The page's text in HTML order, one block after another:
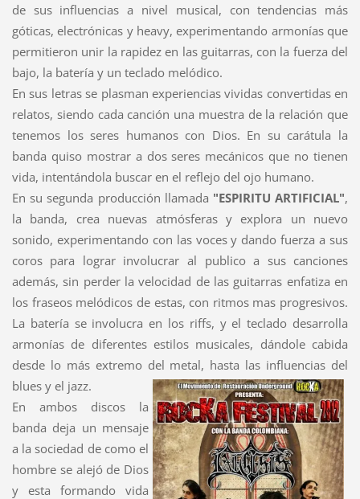
de sus influencias a nivel musical, con tendencias más
góticas, electrónicas y heavy, experimentando armonías que
permitieron unir la rapidez en las guitarras, con la fuerza del
bajo, la batería y un teclado melódico.
En sus letras se plasman experiencias vividas convertidas en
relatos, siendo cada canción una muestra de la relación que
tenemos los seres humanos con Dios. En su carátula la
banda quiso mostrar a dos seres mecánicos que no tienen
vida, intentándola buscar en el reflejo del ojo humano.
En su segunda producción llamada "ESPIRITU ARTIFICIAL",
la banda, crea nuevas atmósferas y explora un nuevo
sonido, experimentando con las voces y dando fuerza a sus
coros para lograr involucrar al publico a sus canciones
además, sin perder la velocidad de las guitarras enfatiza en
los fraseos melódicos de estas, con ritmos mas progresivos.
La batería se involucra en los riffs, y el teclado desarrolla
armonías de diferentes estilos musicales, dándole cabida
desde lo más extremo del metal, hasta las influencias del
blues y el jazz.
En ambos discos la
banda deja un mensaje
a la sociedad de como el
hombre se alejó de Dios
y esta formando vida